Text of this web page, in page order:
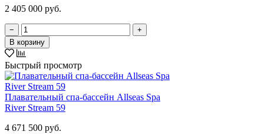
2 405 000 руб.
−
+
В корзину
Быстрый просмотр
Плавательный спа-бассейн Allseas Spa
River Stream 59
4 671 500 руб.